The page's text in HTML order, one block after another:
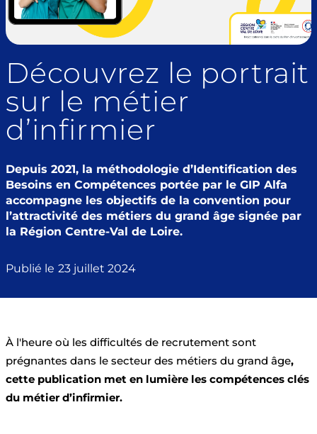
Découvrez le portrait
sur le métier
d’infirmier
Depuis 2021, la méthodologie d’Identification des
Besoins en Compétences portée par le GIP Alfa
accompagne les objectifs de la convention pour
l’attractivité des métiers du grand âge signée par
la Région Centre-Val de Loire.
Publié le 23 juillet 2024
À l'heure où les difficultés de recrutement sont
prégnantes dans le secteur des métiers du grand âge,
cette publication met en lumière les compétences clés
du métier d’infirmier.